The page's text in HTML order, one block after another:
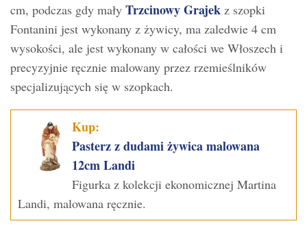
cm, podczas gdy mały Trzcinowy Grajek z szopki
Fontanini jest wykonany z żywicy, ma zaledwie 4 cm
wysokości, ale jest wykonany w całości we Włoszech i
precyzyjnie ręcznie malowany przez rzemieślników
specjalizujących się w szopkach.
Kup:
Pasterz z dudami żywica malowana
12cm Landi
Figurka z kolekcji ekonomicznej Martina
Landi, malowana ręcznie.